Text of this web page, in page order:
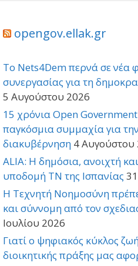
opengov.ellak.gr
Το Nets4Dem περνά σε νέα
συνεργασίας για τη
5 Αυγούστου 2026
15 χρόνια Open
παγκόσμια συμμαχία για
διακυβέρνηση 4 Αυγούστου
ALIA: Η δημόσια, ανοιχτή
υποδομή ΤΝ της Ισπανίας
Η Τεχνητή Νοημοσύνη
και σύννομη από τον
Ιουλίου 2026
Γιατί ο ψηφιακός κύκλος
διοικητικής πράξης μας